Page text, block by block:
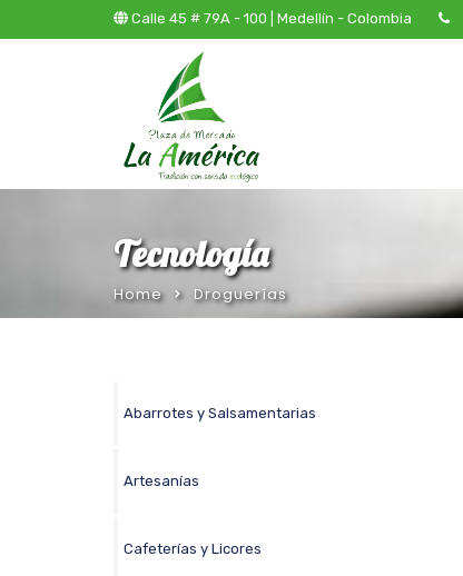
Calle 45 # 79A - 100 | Medellín - Colombia
Tecnología
Home Droguerías
Abarrotes y Salsamentarias
Artesanías
Cafeterías y Licores